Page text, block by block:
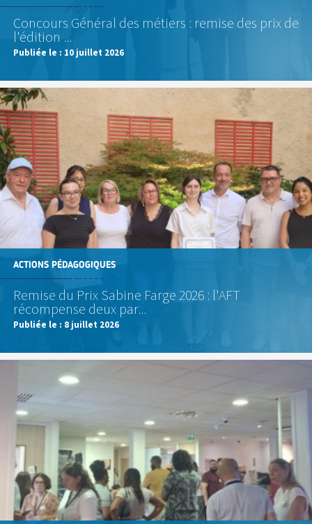
Concours Général des métiers : remise des prix de
l'édition ...
Publiée le : 10 juillet 2026
ACTIONS PÉDAGOGIQUES
Remise du Prix Sabine Farge 2026 : l'AFT
récompense deux par...
Publiée le : 8 juillet 2026